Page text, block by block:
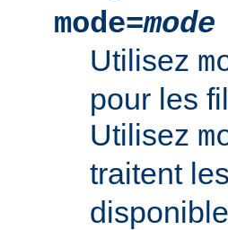
mode=mode
Utilisez
pour les
Utilisez
traitent